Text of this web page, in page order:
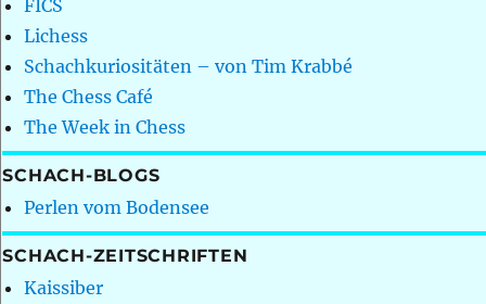
FICS
Lichess
Schachkuriositäten – von Tim Krabbé
The Chess Café
The Week in Chess
SCHACH-BLOGS
Perlen vom Bodensee
SCHACH-ZEITSCHRIFTEN
Kaissiber